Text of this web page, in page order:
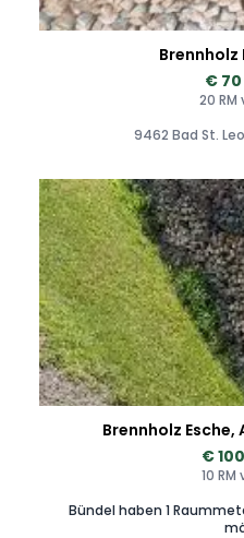
Brennholz
€ 70
20
9462 Bad St.
Brennholz Esche,
€
10
Bündel haben 1